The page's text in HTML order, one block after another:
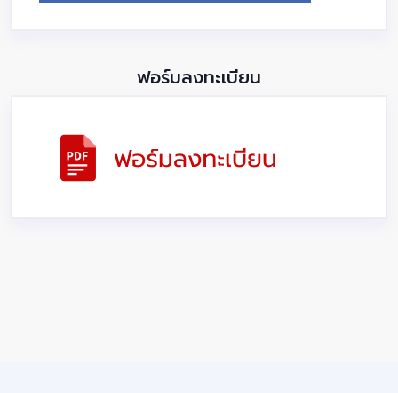
ฟอร์มลงทะเบียน